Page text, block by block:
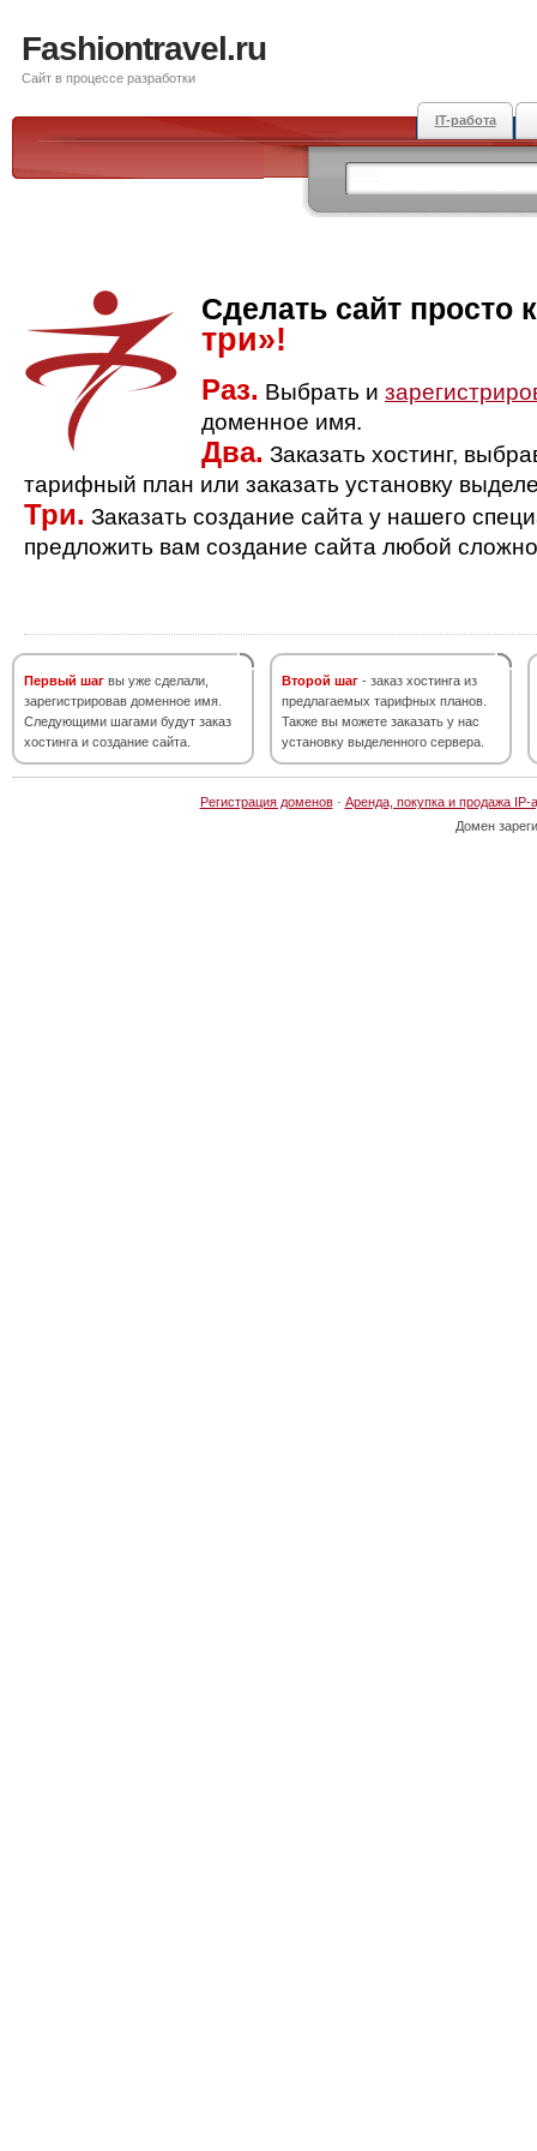
Fashiontravel.ru
Сайт в процессе разработки
IT-работа
Сделать сайт просто
три»!
Раз. Выбрать и
доменное имя.
Два. Заказать хостинг,
тарифный план или заказать установку
Три. Заказать создание сайта у нашего
предложить вам создание сайта любой
Первый шаг вы уже сделали,
зарегистрировав доменное имя.
Следующими шагами будут заказ
хостинга и создание сайта.
Второй шаг - заказ хостинга из
предлагаемых тарифных планов.
Также вы можете заказать у нас
установку выделенного сервера.
Регистрация доменов· Аренда, покупка и продажа IP-
Домен